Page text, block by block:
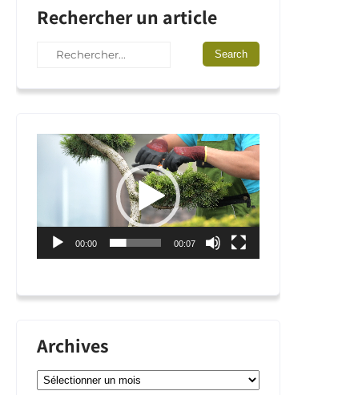
Rechercher un article
Lecteur
00:00 00:07
Archives
Archives